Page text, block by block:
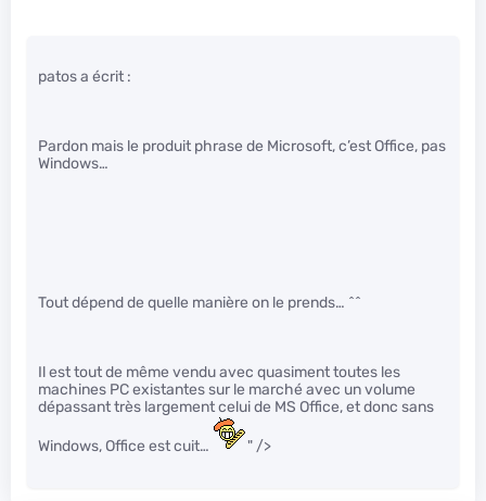
patos a écrit :
Pardon mais le produit phrase de Microsoft, c’est Office, pas
Windows…
Tout dépend de quelle manière on le prends… ^^
Il est tout de même vendu avec quasiment toutes les
machines PC existantes sur le marché avec un volume
dépassant très largement celui de MS Office, et donc sans
Windows, Office est cuit… " />